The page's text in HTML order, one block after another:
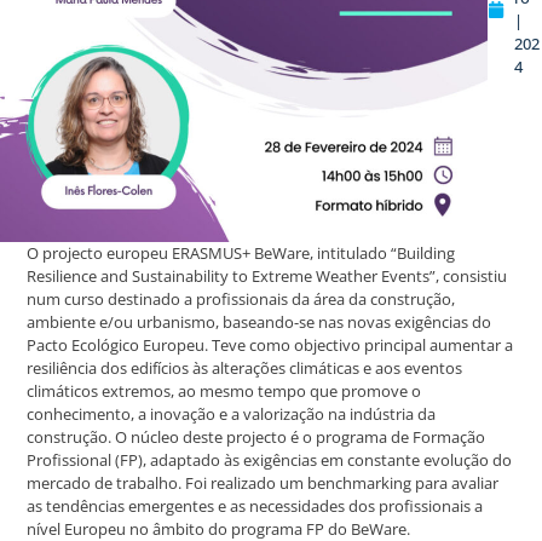
|
202
4
O projecto europeu ERASMUS+ BeWare, intitulado “Building
Resilience and Sustainability to Extreme Weather Events”, consistiu
num curso destinado a profissionais da área da construção,
ambiente e/ou urbanismo, baseando-se nas novas exigências do
Pacto Ecológico Europeu. Teve como objectivo principal aumentar a
resiliência dos edifícios às alterações climáticas e aos eventos
climáticos extremos, ao mesmo tempo que promove o
conhecimento, a inovação e a valorização na indústria da
construção. O núcleo deste projecto é o programa de Formação
Profissional (FP), adaptado às exigências em constante evolução do
mercado de trabalho. Foi realizado um benchmarking para avaliar
as tendências emergentes e as necessidades dos profissionais a
nível Europeu no âmbito do programa FP do BeWare.